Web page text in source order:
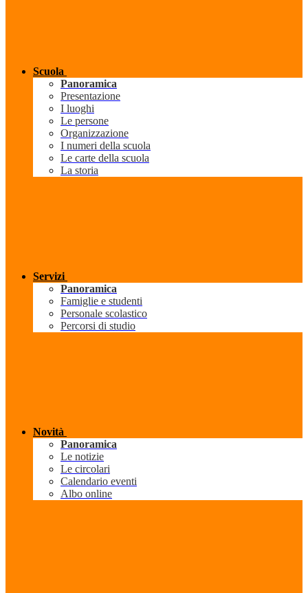
Scuola
Panoramica
Presentazione
I luoghi
Le persone
Organizzazione
I numeri della scuola
Le carte della scuola
La storia
Servizi
Panoramica
Famiglie e studenti
Personale scolastico
Percorsi di studio
Novità
Panoramica
Le notizie
Le circolari
Calendario eventi
Albo online